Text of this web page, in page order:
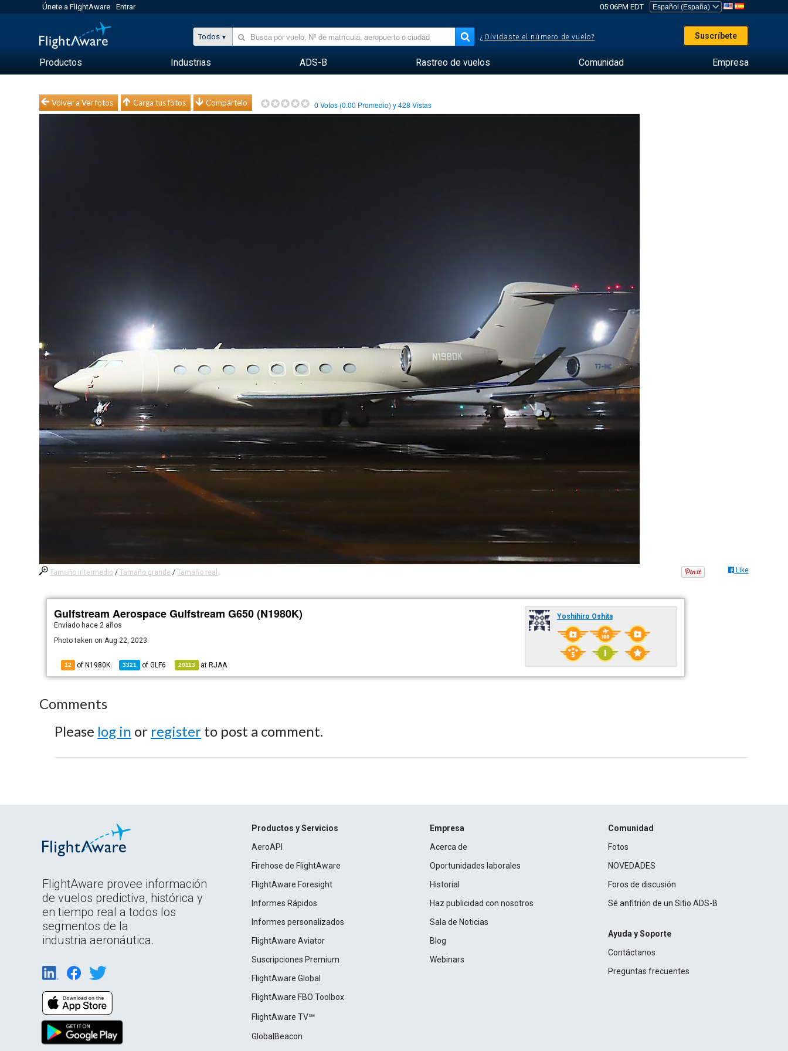
Únete a FlightAware Entrar 05:06PM EDT
Todos ¿Olvidaste el número de vuelo? Suscríbete
Productos Industrias ADS-B Rastreo de vuelos Comunidad Empresa
Volver a Ver fotos Carga tus fotos Compártelo 0 Votos (0.00 Promedio) y428 Vistas
Tamaño intermedio /Tamaño grande /Tamaño real Like
Gulfstream Aerospace Gulfstream G650 (N1980K)
Enviado hace 2 años
Photo taken on Aug 22, 2023.
12 of N1980K 3321 ofGLF6 20113 at RJAA
Yoshihiro Oshita
Comments
Please log in or register to post a comment.
FlightAware provee información
de vuelos predictiva, histórica y
en tiempo real a todos los
segmentos de la
industria aeronáutica.
Productos y Servicios
AeroAPI
Firehose de FlightAware
FlightAware Foresight
Informes Rápidos
Informes personalizados
FlightAware Aviator
Suscripciones Premium
FlightAware Global
FlightAware FBO Toolbox
FlightAware TV℠
GlobalBeacon
Empresa
Acerca de
Oportunidades laborales
Historial
Haz publicidad con nosotros
Sala de Noticias
Blog
Webinars
Comunidad
Fotos
NOVEDADES
Foros de discusión
Sé anfitrión de un Sitio ADS-B
Ayuda y Soporte
Contáctanos
Preguntas frecuentes